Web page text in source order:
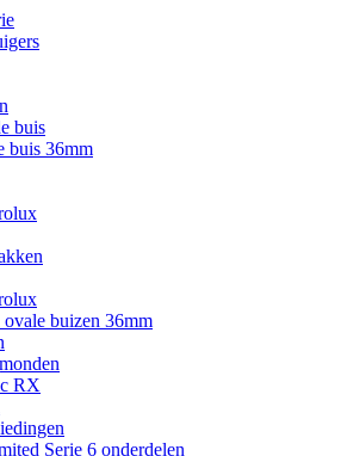
buis
buis 36mm
ovale buizen 36mm
RX
Serie 6 onderdelen